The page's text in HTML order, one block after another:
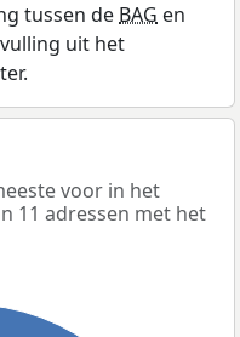
tussen de BAG en
uit het
voor in het
11 adressen met het